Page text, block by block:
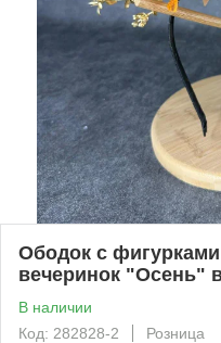
Ободок с
вечеринок "Осень"
В наличии
Код: 282828-2
Розница